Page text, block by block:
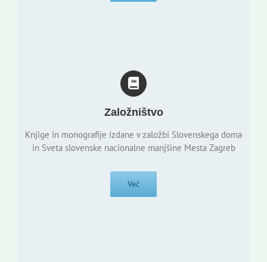
Založništvo
Knjige in monografije izdane v založbi Slovenskega doma
in Sveta slovenske nacionalne manjšine Mesta Zagreb
Več